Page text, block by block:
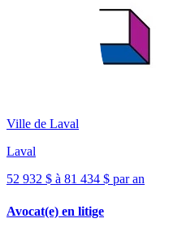
Ville de Laval
Laval
52 932 $ à 81 434 $ par an
Avocat(e) en litige